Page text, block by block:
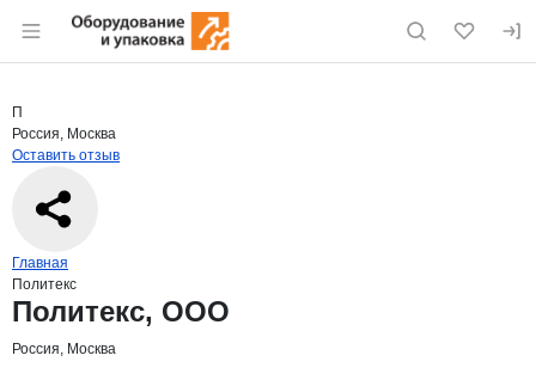
Раздел навигации по сайту eqinfo.ru
Страница компании
Страница компании
Краткая информация о компании
П
Россия, Москва
Оставить отзыв
Навигация по сайту
Главная
Политекс
Основная информация о компании
Политекс, ООО
Россия, Москва